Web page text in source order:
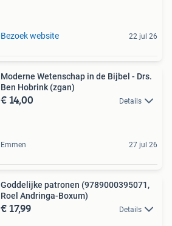
Bezoek website 22 jul 26
Moderne Wetenschap in de Bijbel - Drs.
Ben Hobrink (zgan)
€ 14,00 Details
Emmen 27 jul 26
Goddelijke patronen (9789000395071,
Roel Andringa-Boxum)
€ 17,99 Details